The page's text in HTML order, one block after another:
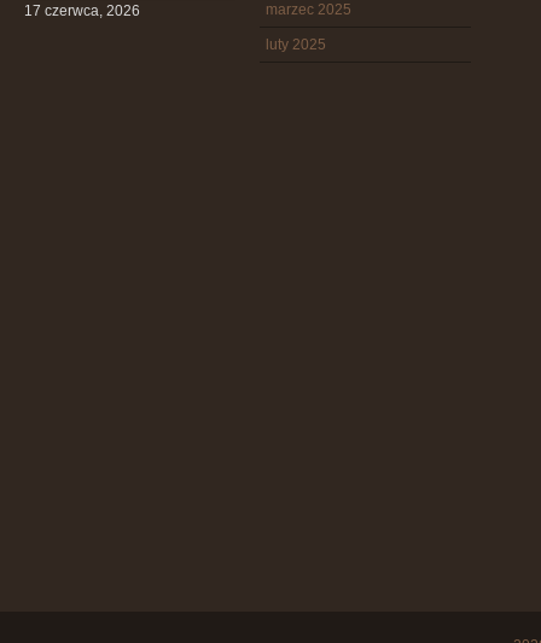
17 czerwca, 2026
marzec 2025
luty 2025